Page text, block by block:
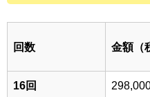
回数 金額（
16回